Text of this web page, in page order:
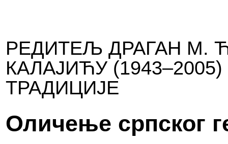
РЕДИТЕЉ ДРАГАН М.
КАЛАЈИЋУ
ТРАДИЦИЈЕ
Оличење српског